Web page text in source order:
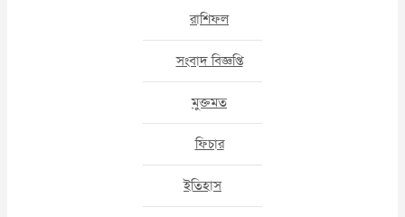
রাশিফল
সংবাদ বিজ্ঞপ্তি
মুক্তমত
ফিচার
ইতিহাস